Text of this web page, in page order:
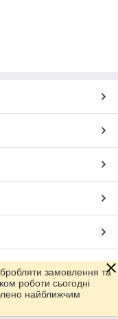
замовлення та
роботи сьогодні
найближчим